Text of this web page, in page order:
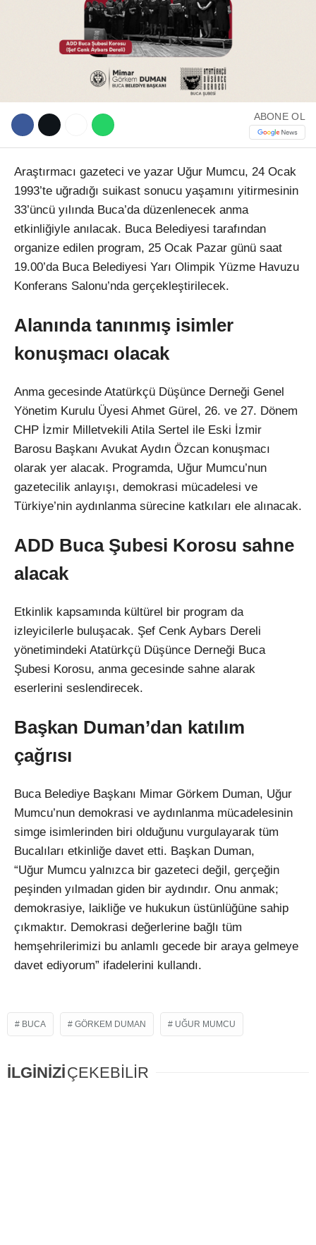
ABONE OL
Araştırmacı gazeteci ve yazar Uğur Mumcu, 24 Ocak
1993’te uğradığı suikast sonucu yaşamını yitirmesinin
33’üncü yılında Buca’da düzenlenecek anma
etkinliğiyle anılacak. Buca Belediyesi tarafından
organize edilen program, 25 Ocak Pazar günü saat
19.00’da Buca Belediyesi Yarı Olimpik Yüzme Havuzu
Konferans Salonu’nda gerçekleştirilecek.
Alanında tanınmış isimler
konuşmacı olacak
Anma gecesinde Atatürkçü Düşünce Derneği Genel
Yönetim Kurulu Üyesi Ahmet Gürel, 26. ve 27. Dönem
CHP İzmir Milletvekili Atila Sertel ile Eski İzmir
Barosu Başkanı Avukat Aydın Özcan konuşmacı
olarak yer alacak. Programda, Uğur Mumcu’nun
gazetecilik anlayışı, demokrasi mücadelesi ve
Türkiye’nin aydınlanma sürecine katkıları ele alınacak.
ADD Buca Şubesi Korosu sahne
alacak
Etkinlik kapsamında kültürel bir program da
izleyicilerle buluşacak. Şef Cenk Aybars Dereli
yönetimindeki Atatürkçü Düşünce Derneği Buca
Şubesi Korosu, anma gecesinde sahne alarak
eserlerini seslendirecek.
Başkan Duman’dan katılım
çağrısı
Buca Belediye Başkanı Mimar Görkem Duman, Uğur
Mumcu’nun demokrasi ve aydınlanma mücadelesinin
simge isimlerinden biri olduğunu vurgulayarak tüm
Bucalıları etkinliğe davet etti. Başkan Duman,
“Uğur Mumcu yalnızca bir gazeteci değil, gerçeğin
peşinden yılmadan giden bir aydındır. Onu anmak;
demokrasiye, laikliğe ve hukukun üstünlüğüne sahip
çıkmaktır. Demokrasi değerlerine bağlı tüm
hemşehrilerimizi bu anlamlı gecede bir araya gelmeye
davet ediyorum” ifadelerini kullandı.
BUCA GÖRKEM DUMAN UĞUR MUMCU
İLGİNİZİÇEKEBİLİR